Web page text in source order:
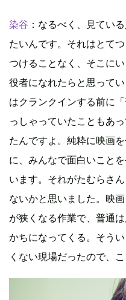
染谷 ：なるべく、見てい
たいんです。それはとて
つけることなく、そこに
役者になれたらと思って
はクランクインする前に
っしゃっていたこともあ
たんですよ。純粋に映画
に、みんなで面白いこと
います。それがたむらさ
ないかと思いました。映
が狭くなる作業で、普通
かちになってくる。そう
くない現場だったので、